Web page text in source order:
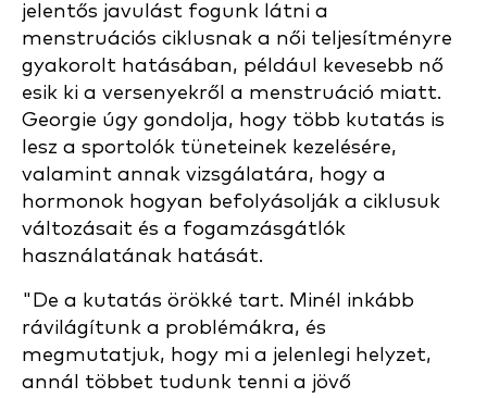
jelentős javulást fogunk látni a
menstruációs ciklusnak a női teljesítményre
gyakorolt hatásában, például kevesebb nő
esik ki a versenyekről a menstruáció miatt.
Georgie úgy gondolja, hogy több kutatás is
lesz a sportolók tüneteinek kezelésére,
valamint annak vizsgálatára, hogy a
hormonok hogyan befolyásolják a ciklusuk
változásait és a fogamzásgátlók
használatának hatását.
"De a kutatás örökké tart. Minél inkább
rávilágítunk a problémákra, és
megmutatjuk, hogy mi a jelenlegi helyzet,
annál többet tudunk tenni a jövő